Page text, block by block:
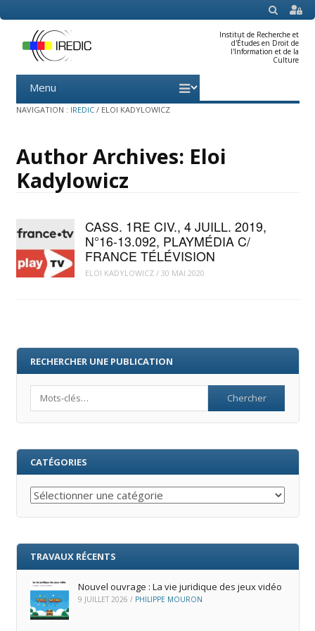
SEARCH
Institut de Recherche et
d'Études en Droit de
l'Information et de la
Culture
Menu
content
NAVIGATION : IREDIC / ELOI KADYLOWICZ
Author Archives: Eloi
Kadylowicz
CASS. 1RE CIV., 4 JUILL. 2019,
N°16-13.092, PLAYMÉDIA C/
FRANCE TÉLÉVISION
ELOI KADYLOWICZ/ 30 MAI 2020
RECHERCHER UNE PUBLICATION
CATÉGORIES
Catégories
TRAVAUX RÉCENTS
Nouvel ouvrage : La vie juridique des jeux vidéo
9 JUILLET 2026 / PHILIPPE MOURON